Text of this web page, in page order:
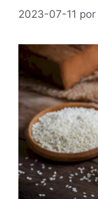
2023-07-11 por